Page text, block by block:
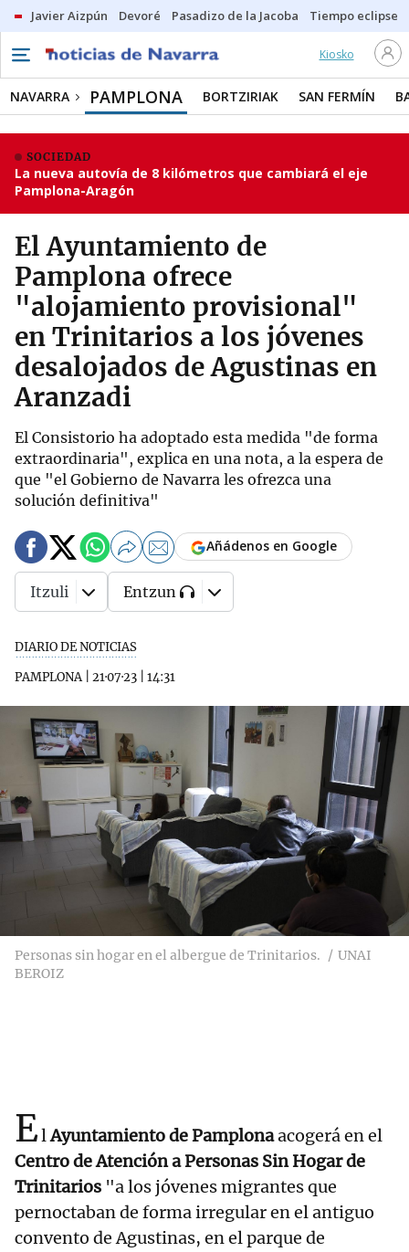
Javier Aizpún Devoré Pasadizo de la Jacoba Tiempo eclipse
Kiosko
NAVARRA PAMPLONA BORTZIRIAK SAN FERMÍN
SOCIEDAD
La nueva autovía de 8 kilómetros que cambiará el eje
Pamplona-Aragón
El Ayuntamiento de
Pamplona ofrece
"alojamiento provisional"
en Trinitarios a los jóvenes
desalojados de Agustinas en
Aranzadi
El Consistorio ha adoptado esta medida "de forma
extraordinaria", explica en una nota, a la espera de
que "el Gobierno de Navarra les ofrezca una
solución definitiva"
DIARIO DE NOTICIAS
PAMPLONA| 21·07·23 14:31
Añádenos en Google
Itzuli Entzun
Personas sin hogar en el albergue de Trinitarios.
UNAI
BEROIZ
ElAyuntamiento de Pamplonaacogerá en el
Centro de Atención a Personas Sin Hogar de
Trinitarios "a los jóvenes migrantes que
pernoctaban de forma irregular en el antiguo
convento de Agustinas, en el parque de